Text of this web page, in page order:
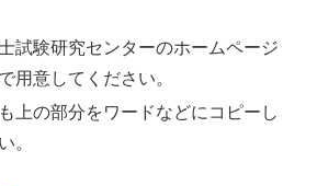
試験研究センターのホームページ
用意してください。
上の部分をワードなどにコピーし
。